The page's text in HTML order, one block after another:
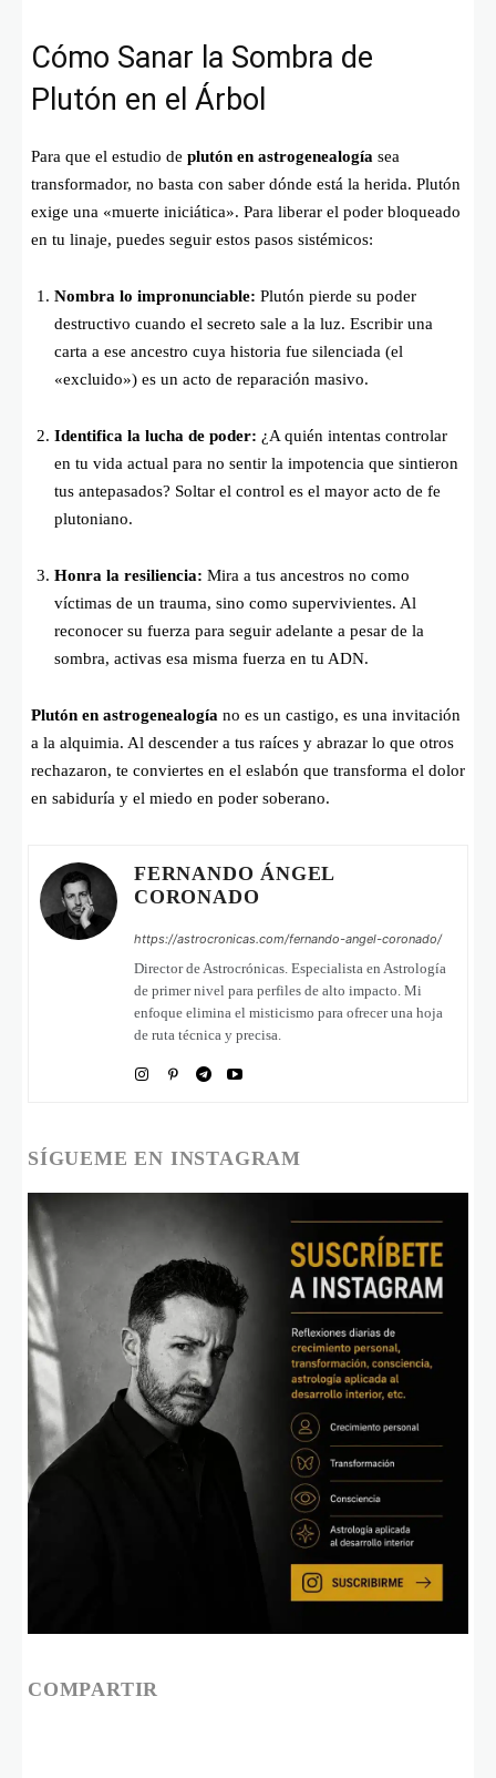
Cómo Sanar la Sombra de
Plutón en el Árbol
Para que el estudio de plutón en astrogenealogía sea
transformador, no basta con saber dónde está la herida. Plutón
exige una «muerte iniciática». Para liberar el poder bloqueado
en tu linaje, puedes seguir estos pasos sistémicos:
Nombra lo impronunciable: Plutón pierde su poder
destructivo cuando el secreto sale a la luz. Escribir una
carta a ese ancestro cuya historia fue silenciada (el
«excluido») es un acto de reparación masivo.
Identifica la lucha de poder: ¿A quién intentas controlar
en tu vida actual para no sentir la impotencia que sintieron
tus antepasados? Soltar el control es el mayor acto de fe
plutoniano.
Honra la resiliencia: Mira a tus ancestros no como
víctimas de un trauma, sino como supervivientes. Al
reconocer su fuerza para seguir adelante a pesar de la
sombra, activas esa misma fuerza en tu ADN.
Plutón en astrogenealogía no es un castigo, es una invitación
a la alquimia. Al descender a tus raíces y abrazar lo que otros
rechazaron, te conviertes en el eslabón que transforma el dolor
en sabiduría y el miedo en poder soberano.
FERNANDO ÁNGEL
CORONADO
https://astrocronicas.com/fernando-angel-coronado/
Director de Astrocrónicas. Especialista en Astrología
de primer nivel para perfiles de alto impacto. Mi
enfoque elimina el misticismo para ofrecer una hoja
de ruta técnica y precisa.
SÍGUEME EN INSTAGRAM
COMPARTIR